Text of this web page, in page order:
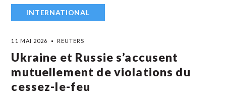
INTERNATIONAL
11 MAI 2026 REUTERS
Ukraine et Russie s’accusent
mutuellement de violations du
cessez-le-feu